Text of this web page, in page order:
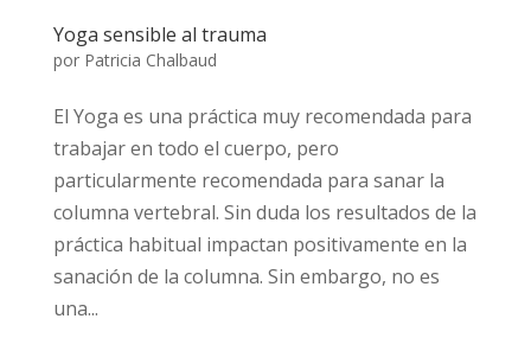
Yoga sensible al trauma
por Patricia Chalbaud
El Yoga es una práctica muy recomendada para
trabajar en todo el cuerpo, pero
particularmente recomendada para sanar la
columna vertebral. Sin duda los resultados de la
práctica habitual impactan positivamente en la
sanación de la columna. Sin embargo, no es
una...